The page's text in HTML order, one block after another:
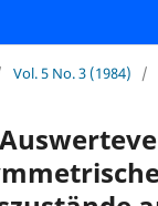
Vol. 5 No. 3 (1984) /